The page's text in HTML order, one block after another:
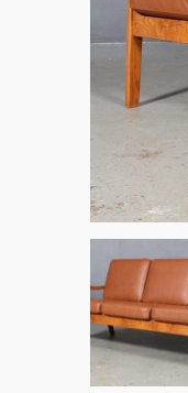
Sko til Arne
Stole
DKK 100,00